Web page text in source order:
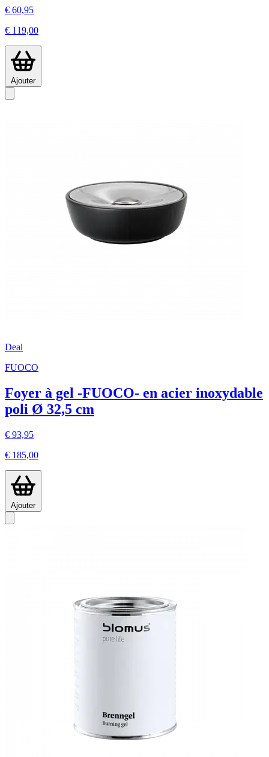
€ 60,95
€ 119,00
Ajouter
Deal
FUOCO
Foyer à gel -FUOCO- en acier inoxydable
poli Ø 32,5 cm
€ 93,95
€ 185,00
Ajouter